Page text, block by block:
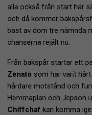
alla också från start här
och då kommer
bäst av dom tre nämnda
chanserna rejält nu.
Från bakspår startar ett
Zenato som har varit
hårdare motstånd och
Hemmaplan och Jepson
Chiffchaf kan komma